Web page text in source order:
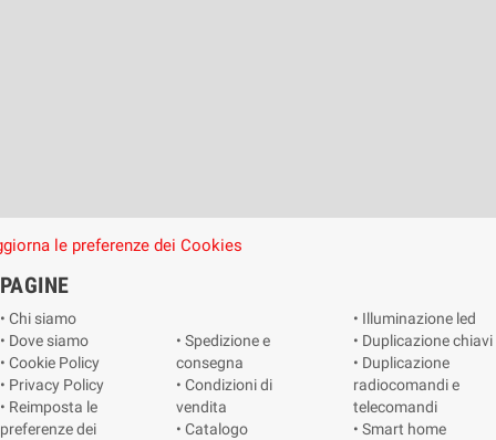
le preferenze dei Cookies
PAGINE
• Chi siamo
• Dove siamo
• Cookie Policy
• Privacy Policy
• Reimposta le
preferenze dei
• Spedizione e
consegna
• Condizioni di
vendita
• Catalogo
• Illuminazione led
• Duplicazione chiavi
• Duplicazione
radiocomandi e
telecomandi
• Smart home